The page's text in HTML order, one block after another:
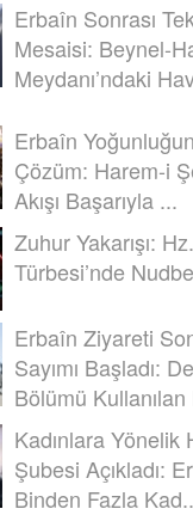
Erbaîn Sonrası
Mesaisi: Beynel-
Meydanı’ndaki
Erbaîn
Çözüm: Harem-i
Akışı Başarıyla ...
Zuhur Yakarışı:
Türbesi’nde
Erbaîn Ziyareti
Sayımı Başladı:
Bölümü Kullanılan
Kadınlara
Şubesi Açıkladı:
Binden Fazla